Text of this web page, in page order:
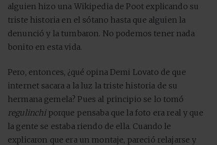
alguien hizo una Wikipedia de Poot explicando su
triste historia en el sótano hasta que alguien la
denunció y la tumbaron. No podemos tener nada
bonito en esta vida.
Pero, entonces, ¿qué opina Demi Lovato de que
internet sacara a la luz la triste historia de su
hermana gemela? Pues al principio se lo tomó
regulinchiporque pensaba que la foto era real y que
la gente se estaba riendo de ella. Cuando le
explicaron que era un montaje, pareció relajarse y